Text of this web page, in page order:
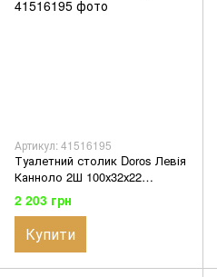
Артикул: 41516195
Туалетний столик Doros Левія
Канноло 2Ш 100х32х22
(41516195)
2 203 грн
Купити